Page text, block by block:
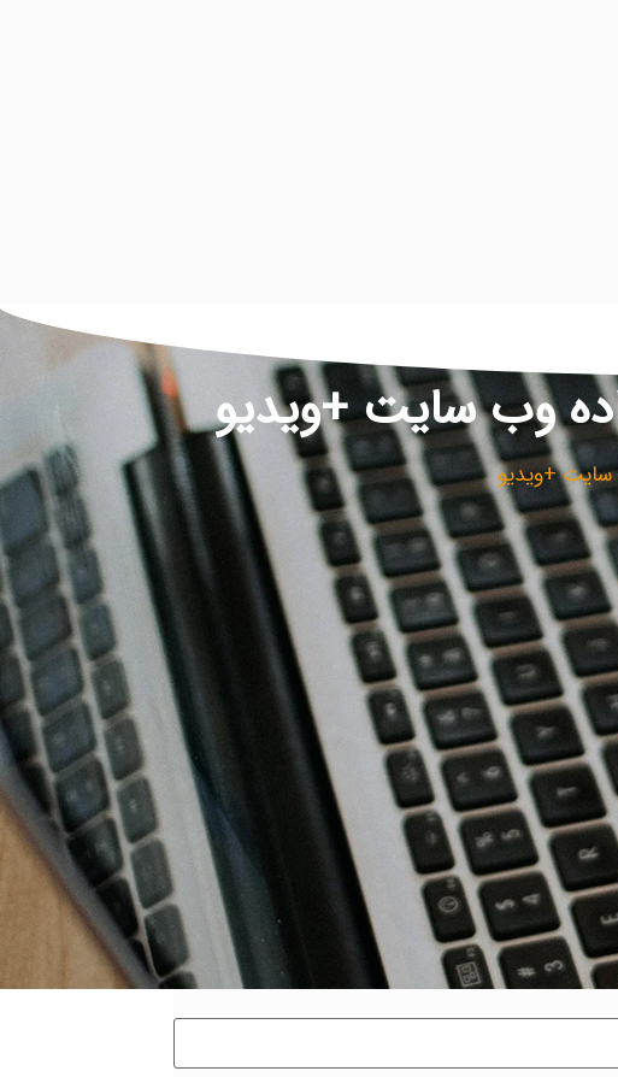
وب سایت +ویدیو
+ویدیو